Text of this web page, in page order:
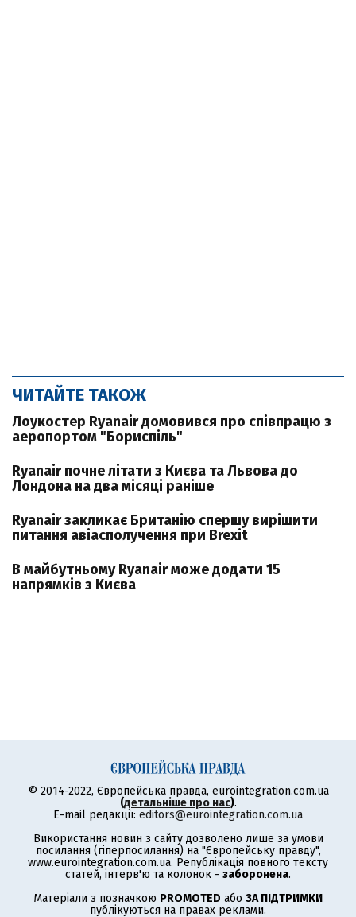
ЧИТАЙТЕ ТАКОЖ
Лоукостер Ryanair домовився про співпрацю з
аеропортом "Бориспіль"
Ryanair почне літати з Києва та Львова до
Лондона на два місяці раніше
Ryanair закликає Британію спершу вирішити
питання авіасполучення при Brexit
В майбутньому Ryanair може додати 15
напрямків з Києва
© 2014-2022, Європейська правда, eurointegration.com.ua
(детальніше про нас).
E-mail редакції: editors@eurointegration.com.ua
Використання новин з сайту дозволено лише за умови
посилання (гіперпосилання) на "Європейську правду",
www.eurointegration.com.ua. Републікація повного тексту
статей, інтерв'ю та колонок - заборонена.
Матеріали з позначкою PROMOTED або ЗА ПІДТРИМКИ
публікуються на правах реклами.